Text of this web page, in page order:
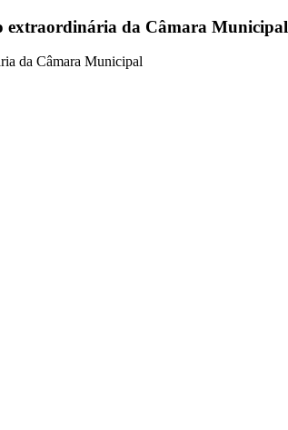
extraordinária da Câmara Municipal
da Câmara Municipal